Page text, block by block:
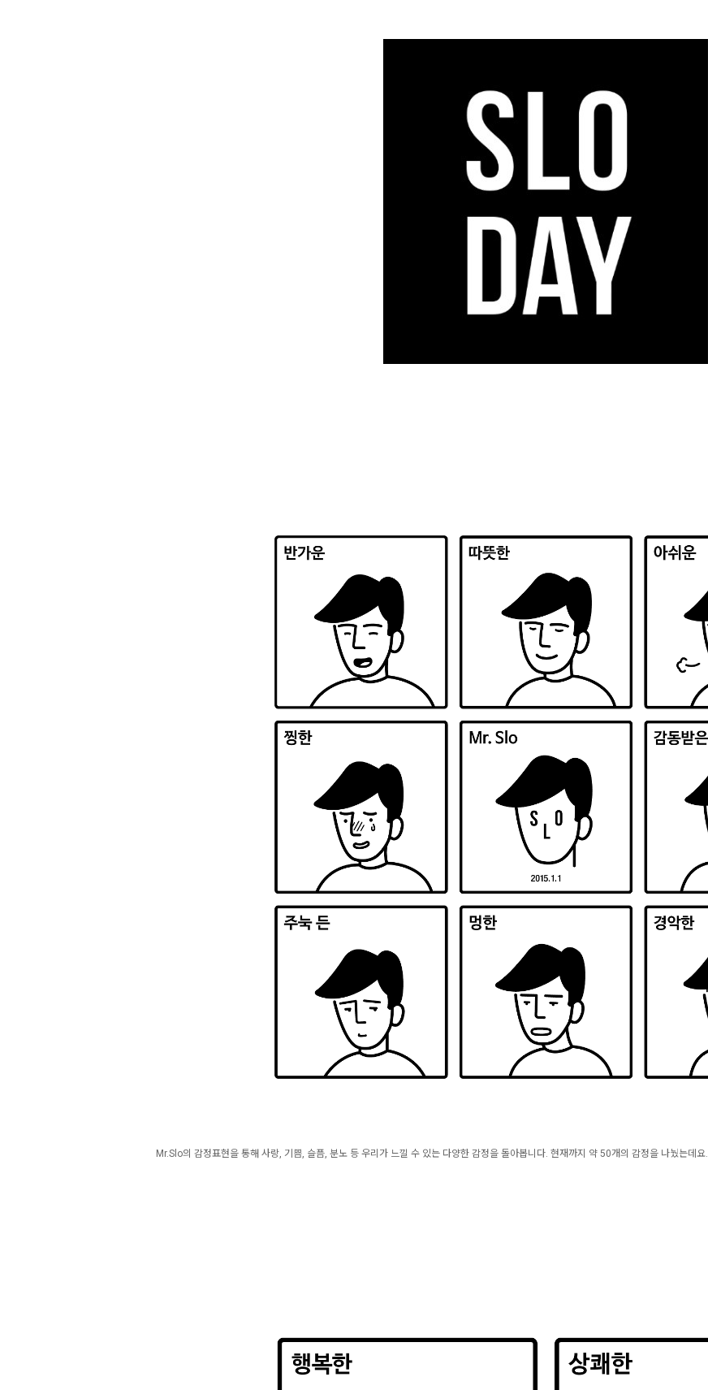
Mr.Slo의 감정표현을 통해 사랑, 기쁨, 슬픔, 분노 등 우리가 느낄 수 있는 다양한 감정을 돌아봅니다. 현재까지 약 50개의 감정을 나눴는데요.